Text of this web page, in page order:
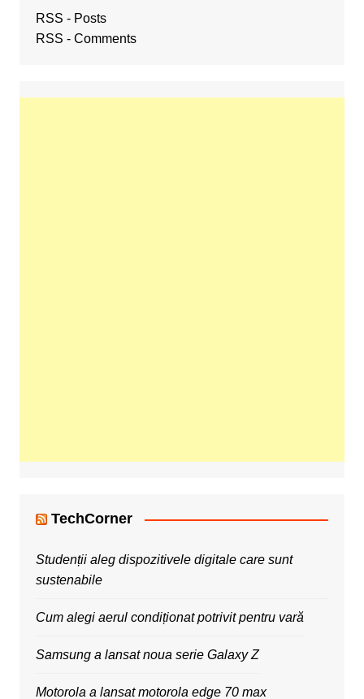
RSS - Posts
RSS - Comments
TechCorner
Studenții aleg dispozitivele digitale care sunt
sustenabile
Cum alegi aerul condiționat potrivit pentru vară
Samsung a lansat noua serie Galaxy Z
Motorola a lansat motorola edge 70 max